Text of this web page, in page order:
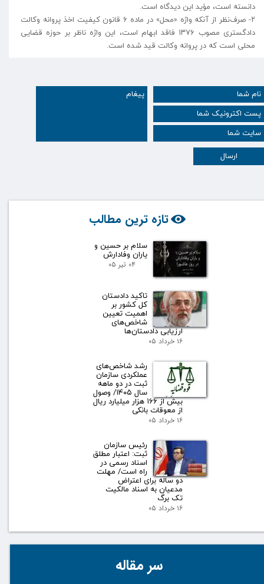
دانسته است، مؤید این دیدگاه است.
۲- صرف‌نظر از آنکه واژه «محل» در ماده ۶ قانون کیفیت اخذ پروانه وکالت
دادگستری مصوب ۱۳۷۶ فاقد ابهام است، این واژه ناظر بر حوزه قضایی
محلی است که در پروانه وکالت قید شده است.
ارسال
تازه ترین مطالب
سلام بر حسین و
یاران وفادارش
۰۴ تیر ۰۵
تاکید دادستان
کل کشور بر
اهمیت تعیین
شاخص‌های
ارزیابی دادستان‌ها
۱۶ خرداد ۰۵
رشد شاخص‌های
عملکردی سازمان
ثبت در دو ماهه
سال ۱۴۰۵/ وصول
بیش از ۱۶۶ هزار میلیارد ریال
از معوقات بانکی
۱۶ خرداد ۰۵
رئیس سازمان
ثبت: اعتبار مطلق
اسناد رسمی در
راه است/ مهلت
دو ساله برای اعتراض
مدعیان به اسناد مالکیت
تک برگ
۱۶ خرداد ۰۵
سر مقاله